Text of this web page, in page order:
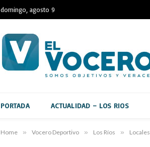
domingo, agosto 9
PORTADA ACTUALIDAD – LOS RIOS
Home » Vocero Deportivo » Los Ríos » Locales